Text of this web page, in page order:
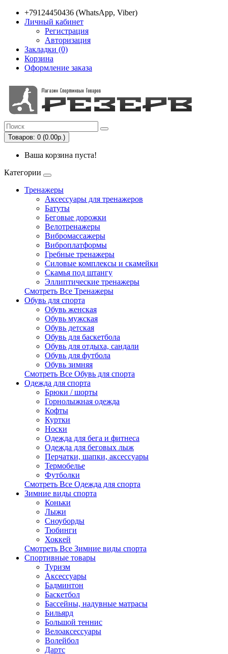
+79124450436 (WhatsApp, Viber)
Личный кабинет
Регистрация
Авторизация
Закладки (0)
Корзина
Оформление заказа
Товаров: 0 (0.00р.)
Ваша корзина пуста!
Категории
Тренажеры
Аксессуары для тренажеров
Батуты
Беговые дорожки
Велотренажеры
Вибромассажеры
Виброплатформы
Гребные тренажеры
Силовые комплексы и скамейки
Скамья под штангу
Эллиптические тренажеры
Смотреть Все Тренажеры
Обувь для спорта
Обувь женская
Обувь мужская
Обувь детская
Обувь для баскетбола
Обувь для отдыха, сандали
Обувь для футбола
Обувь зимняя
Смотреть Все Обувь для спорта
Одежда для спорта
Брюки / шорты
Горнолыжная одежда
Кофты
Куртки
Носки
Одежда для бега и фитнеса
Одежда для беговых лыж
Перчатки, шапки, аксессуары
Термобелье
Футболки
Смотреть Все Одежда для спорта
Зимние виды спорта
Коньки
Лыжи
Сноуборды
Тюбинги
Хоккей
Смотреть Все Зимние виды спорта
Спортивные товары
Туризм
Аксессуары
Бадминтон
Баскетбол
Бассейны, надувные матрасы
Бильярд
Большой теннис
Велоаксессуары
Волейбол
Дартс